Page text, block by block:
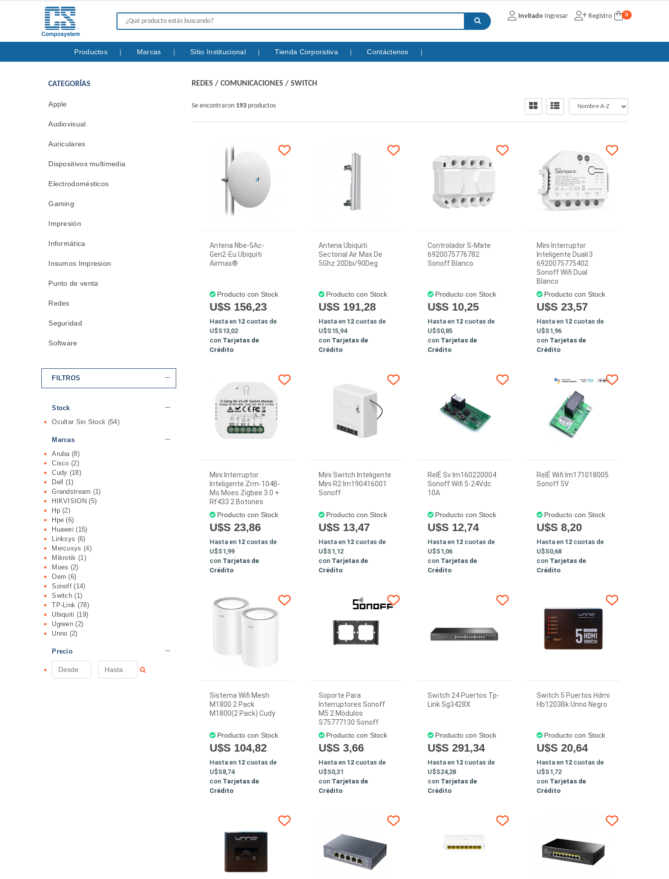
Invitado Ingresar Registro 0
Productos Marcas Sitio Institucional Tienda Corporativa Contáctenos
CATEGORÍAS
Apple
Audiovisual
Auriculares
Dispositivos multimedia
Electrodomésticos
Gaming
Impresión
Informática
Insumos Impresion
Punto de venta
Redes
Seguridad
Software
FILTROS
Stock
Ocultar Sin Stock (54)
Marcas
Aruba(8)
Cisco(2)
Cudy (18)
Dell (1)
Grandstream (1)
HIKVISION(5)
Hp(2)
Hpe(6)
Huawei(15)
Linksys (6)
Mercusys (4)
Mikrotik (1)
Moes (2)
Oem(6)
Sonoff(14)
Switch(1)
TP-Link (78)
Ubiquiti (19)
Ugreen(2)
Unno (2)
Precio
REDES / COMUNICACIONES / SWITCH
Se encontraron 193 productos
Antena Nbe-5Ac-
Gen2-Eu Ubiquiti
Airmax®
Producto con Stock
U$S 156,23
Hasta en 12cuotas de
U$S13,02
con Tarjetas de
Crédito
Antena Ubiquiti
Sectorial Air Max De
5Ghz 20Dbi/90Deg
Producto con Stock
U$S 191,28
Hasta en 12cuotas de
U$S15,94
con Tarjetas de
Crédito
Controlador S-Mate
6920075776782
Sonoff Blanco
Producto con Stock
U$S 10,25
Hasta en 12 cuotas de
U$S0,85
con Tarjetas de
Crédito
Mini Interruptor
Inteligente Dualr3
6920075775402
Sonoff Wifi Dual
Blanco
Producto con Stock
U$S 23,57
Hasta en 12 cuotas de
U$S1,96
con Tarjetas de
Crédito
Mini Interruptor
Inteligente Zrm-104B-
Ms Moes Zigbee 3.0 +
Rf433 2 Botones
Producto con Stock
U$S 23,86
Hasta en 12cuotas de
U$S1,99
con Tarjetas de
Crédito
Mini Switch Inteligente
Mini R2 Im190416001
Sonoff
Producto con Stock
U$S 13,47
Hasta en 12cuotas de
U$S1,12
con Tarjetas de
Crédito
RelÉ Sv Im160220004
Sonoff Wifi 5-24Vdc
10A
Producto con Stock
U$S 12,74
Hasta en 12 cuotas de
U$S1,06
con Tarjetas de
Crédito
RelÉ Wifi Im171018005
Sonoff 5V
Producto con Stock
U$S 8,20
Hasta en 12 cuotas de
U$S0,68
con Tarjetas de
Crédito
Sistema Wifi Mesh
M1800 2 Pack
M1800(2 Pack) Cudy
Producto con Stock
U$S 104,82
Hasta en 12cuotas de
U$S8,74
con Tarjetas de
Crédito
Soporte Para
Interruptores Sonoff
M5 2 Módulos
S75777130 Sonoff
Producto con Stock
U$S 3,66
Hasta en 12cuotas de
U$S0,31
con Tarjetas de
Crédito
Switch 24 Puertos Tp-
Link Sg3428X
Producto con Stock
U$S 291,34
Hasta en 12 cuotas de
U$S24,28
con Tarjetas de
Crédito
Switch 5 Puertos Hdmi
Hb1203Bk Unno Negro
Producto con Stock
U$S 20,64
Hasta en 12 cuotas de
U$S1,72
con Tarjetas de
Crédito